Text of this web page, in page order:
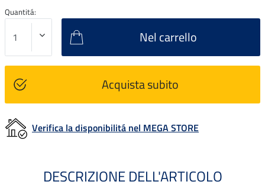
Quantitá:
Nel carrello
Acquista subito
Verifica la disponibilitá nel MEGA STORE
DESCRIZIONE DELL'ARTICOLO